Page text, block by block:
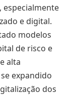
especialmente
e digital.
modelos
de risco e
alta
expandido
dos